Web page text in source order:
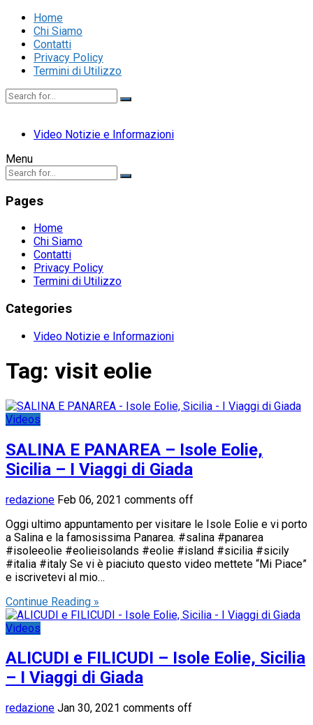
Home
Chi Siamo
Contatti
Privacy Policy
Termini di Utilizzo
Video Notizie e Informazioni
Menu
Pages
Home
Chi Siamo
Contatti
Privacy Policy
Termini di Utilizzo
Categories
Video Notizie e Informazioni
Tag: visit eolie
Videos
SALINA E PANAREA – Isole Eolie,
Sicilia – I Viaggi di Giada
redazione Feb 06, 2021 comments off
Oggi ultimo appuntamento per visitare le Isole Eolie e vi porto
a Salina e la famosissima Panarea. #salina #panarea
#isoleeolie #eolieisolands #eolie #island #sicilia #sicily
#italia #italy Se vi è piaciuto questo video mettete “Mi Piace”
e iscrivetevi al mio…
Continue Reading »
Videos
ALICUDI e FILICUDI – Isole Eolie, Sicilia
– I Viaggi di Giada
redazione Jan 30, 2021 comments off